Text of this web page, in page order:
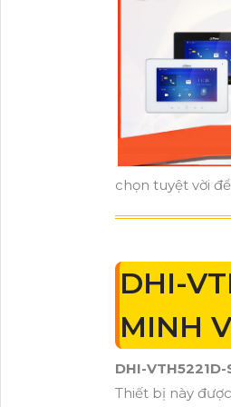
chọn tuyệt vời
DHI-
MINH
DHI-VTH5221D-
Thiết bị này